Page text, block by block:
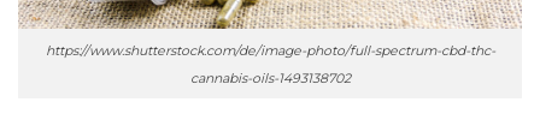
https://www.shutterstock.com/de/image-photo/full-spectrum-cbd-thc-
cannabis-oils-1493138702